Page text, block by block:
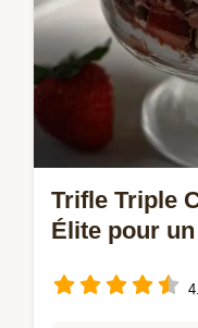
Trifle Triple
Élite pour